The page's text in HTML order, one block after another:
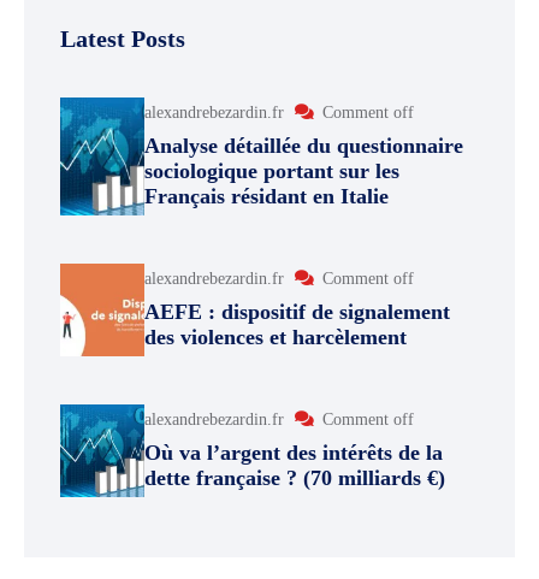
Latest Posts
alexandrebezardin.fr Comment off
Analyse détaillée du questionnaire
sociologique portant sur les
Français résidant en Italie
alexandrebezardin.fr Comment off
AEFE : dispositif de signalement
des violences et harcèlement
alexandrebezardin.fr Comment off
Où va l’argent des intérêts de la
dette française ? (70 milliards €)